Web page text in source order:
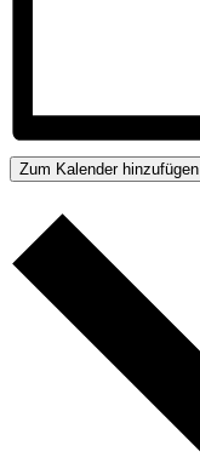
Zum Kalender hinzufügen